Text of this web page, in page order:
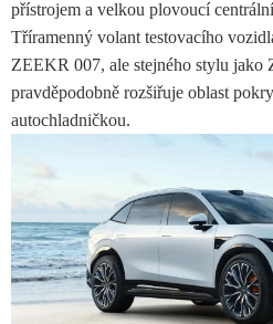
přístrojem a velkou plovoucí
Tříramenný volant testovacího
ZEEKR 007, ale stejného stylu
pravděpodobně rozšiřuje oblast
autochladničkou.